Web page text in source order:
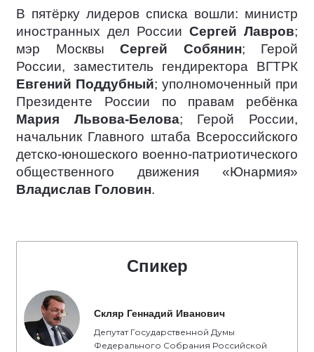
В пятёрку лидеров списка вошли: министр
иностранных дел России Сергей Лавров;
мэр Москвы Сергей Собянин; Герой
России, заместитель гендиректора ВГТРК
Евгений Поддубный; уполномоченный при
Президенте России по правам ребёнка
Мария Львова-Белова; Герой России,
начальник Главного штаба Всероссийского
детско-юношеского военно-патриотического
общественного движения «Юнармия»
Владислав Головин.
Спикер
Скляр Геннадий Иванович
Депутат Государственной Думы
Федерального Собрания Российской